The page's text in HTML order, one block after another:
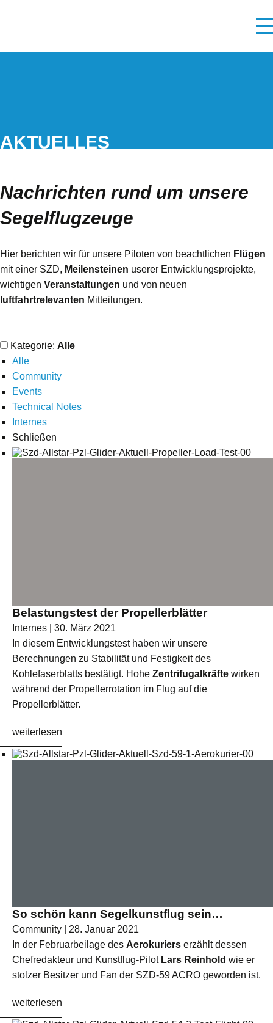
AKTUELLES
Nachrichten rund um unsere
Segelflugzeuge
Hier berichten wir für unsere Piloten von beachtlichen Flügen
mit einer SZD, Meilensteinen userer Entwicklungsprojekte,
wichtigen Veranstaltungen und von neuen
luftfahrtrelevanten Mitteilungen.
Kategorie: Alle
Alle
Community
Events
Technical Notes
Internes
Schließen
Belastungstest der Propellerblätter
Internes | 30. März 2021
In diesem Entwicklungstest haben wir unsere
Berechnungen zu Stabilität und Festigkeit des
Kohlefaserblatts bestätigt. Hohe Zentrifugalkräfte wirken
während der Propellerrotation im Flug auf die
Propellerblätter.
weiterlesen
So schön kann Segelkunstflug sein…
Community | 28. Januar 2021
In der Februarbeilage des Aerokuriers erzählt dessen
Chefredakteur und Kunstflug-Pilot Lars Reinhold wie er
stolzer Besitzer und Fan der SZD-59 ACRO geworden ist.
weiterlesen